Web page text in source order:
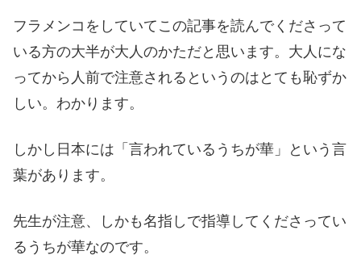
フラメンコをしていてこの記事を読んでくださって
いる方の大半が大人のかただと思います。大人にな
ってから人前で注意されるというのはとても恥ずか
しい。わかります。
しかし日本には「言われているうちが華」という言
葉があります。
先生が注意、しかも名指しで指導してくださってい
るうちが華なのです。